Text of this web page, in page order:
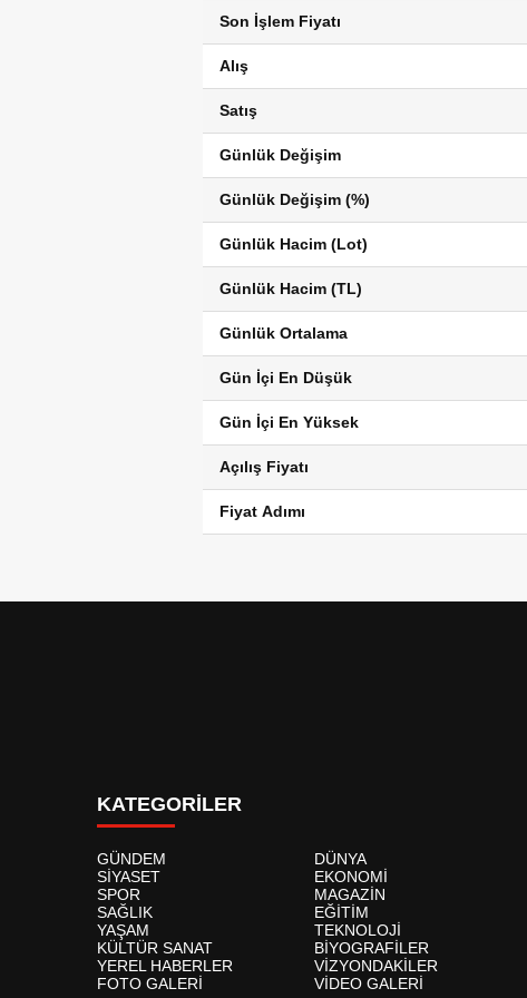
Son İşlem Fiyatı
Alış
Satış
Günlük Değişim
Günlük Değişim (%)
Günlük Hacim (Lot)
Günlük Hacim (TL)
Günlük Ortalama
Gün İçi En Düşük
Gün İçi En Yüksek
Açılış Fiyatı
Fiyat Adımı
KATEGORİLER
GÜNDEM
DÜNYA
SİYASET
EKONOMİ
SPOR
MAGAZİN
SAĞLIK
EĞİTİM
YAŞAM
TEKNOLOJİ
KÜLTÜR SANAT
BİYOGRAFİLER
YEREL HABERLER
VİZYONDAKİLER
FOTO GALERİ
VİDEO GALERİ